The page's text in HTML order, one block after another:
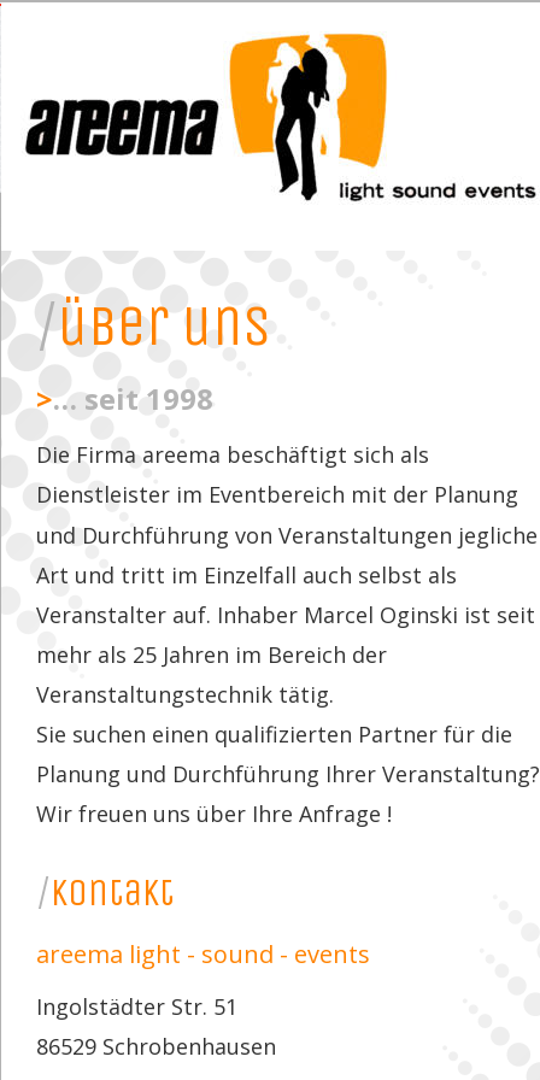
/kontakt
areema light - sound - events
Ingolstädter Str. 51
86529 Schrobenhausen
/über uns
>… seit 1998
Die Firma areema beschäftigt sich als
Dienstleister im Eventbereich mit der Planung
und Durchführung von Veranstaltungen
Art und tritt im Einzelfall auch selbst als
Veranstalter auf. Inhaber Marcel Oginski ist seit
mehr als 25 Jahren im Bereich der
Veranstaltungstechnik tätig.
Sie suchen einen qualifizierten Partner für die
Planung und Durchführung Ihrer
Wir freuen uns über Ihre Anfrage !